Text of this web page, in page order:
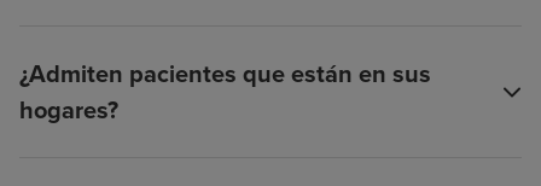
¿Admiten pacientes que están en sus
hogares?